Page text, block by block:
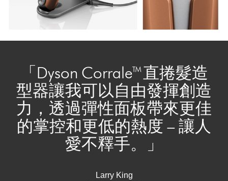
「Dyson Corrale™直捲髮造
型器讓我可以自由發揮創造
力，透過彈性面板帶來更佳
的掌控和更低的熱度 – 讓人
愛不釋手。」
Larry King